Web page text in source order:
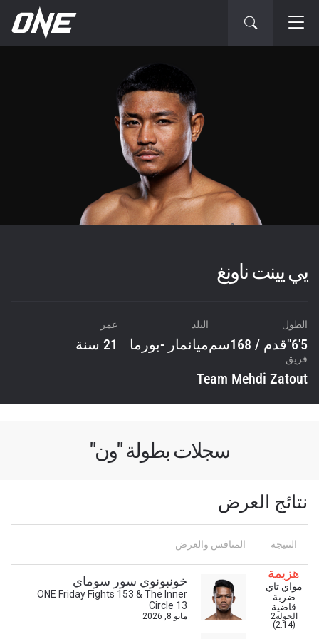
يي يينت ناونغ
الطول
5'6"قدم / 168سم
البلد
ميانمار -بورما
عمر
21 سنة
فريق
Team Mehdi Zatout
سجلات بطولة "ون"
نتائج العرض
النتيجة المنافس والعرض
هزيمة
مواي تاي
ضربة
قاضية
الجولة2
(2:14)
خونبونوي سور سوماي
ONE Friday Fights 153 & The Inner
Circle 13
مايو 8, 2026ابق على اطّلاع
خذ بطولة "ون" معك أينما ذهبت! اشترك الآن للوصول